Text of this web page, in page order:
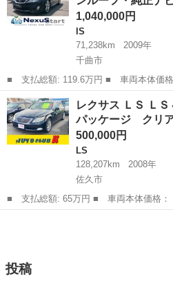
1,040,000円
IS
71,238km
2009年
千曲市
■ 支払総額: 119.6万円 ■ 車両本体価格： 1,040,000 円 ■ メーカ
ー名： レクサス ■ 車種名： ＩＳ ■
０ バージョンＬ サンルーフ・純正ナビ
マークレビ...
長野 千曲市 IS
レクサス ＬＳ Ｌ
パッケージ クリ
500,000円
LS
128,207km
2008年
佐久市
■ 支払総額: 65万円 ■ 車両本体価格： 500,000 円 ■ メーカー
名： レクサス ■ 車種名： ＬＳ ■
バージョンＣ Ｉパッケージ クリアラ
投稿